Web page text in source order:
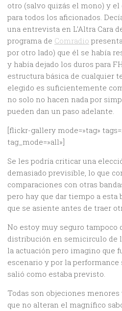
otro (salvo quizás el mono) y
para todos los aficionados.
una entrevista en L’Altra Cara
programa de Comradio
por otro lado) que él se había
y había dejado los duros para
estructura básica de cualquier
elegido es suficientemente
no solo no hacen nada por
pueden dan un paso adelante.
[flickr-gallery mode=»tag»
tag_mode=»all»]
Se les podría criticar una
demasiado previsible, lo que
comparaciones con otras
pero hay que dar tiempo a esta
que se asiente antes de traer
No estoy muy seguro tampoco
distribución en semicirculo de
la actuación pero imagino que
escenario y por la performance
salió como estaba previsto.
Todas son objeciones
que no alteran el magnífico